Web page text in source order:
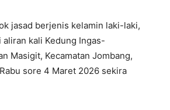
jasad berjenis kelamin laki-laki,
kali Kedung Ingas-
Masigit, Kecamatan Jombang,
sore 4 Maret 2026 sekira